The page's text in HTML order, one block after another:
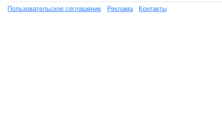
Пользовательское соглашение Реклама Контакты